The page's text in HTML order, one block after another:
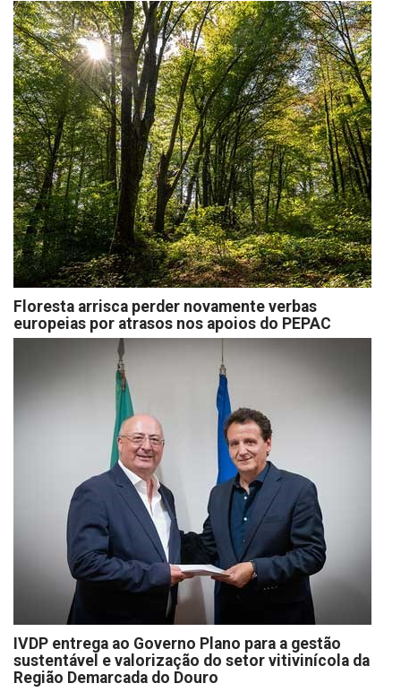
Floresta arrisca perder novamente verbas
europeias por atrasos nos apoios do PEPAC
IVDP entrega ao Governo Plano para a gestão
sustentável e valorização do setor vitivinícola da
Região Demarcada do Douro